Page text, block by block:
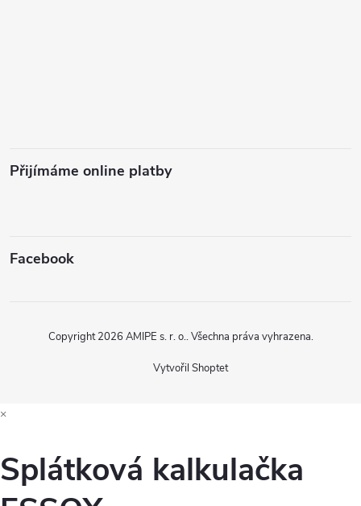
Přijímáme online platby
Facebook
Vytvořil Shoptet
Copyright 2026 AMIPE s. r. o.. Všechna práva vyhrazena.
×
Splátková kalkulačka